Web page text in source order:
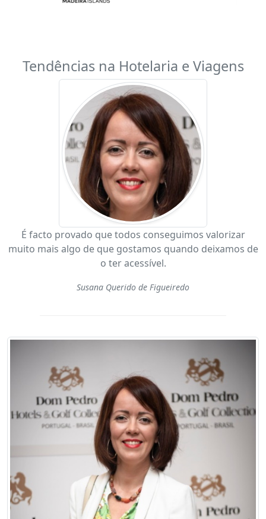
Tendências na Hotelaria e Viagens
É facto provado que todos conseguimos valorizar
muito mais algo de que gostamos quando deixamos de
o ter acessível.
Susana Querido de Figueiredo